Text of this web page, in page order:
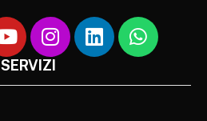
SERVIZI